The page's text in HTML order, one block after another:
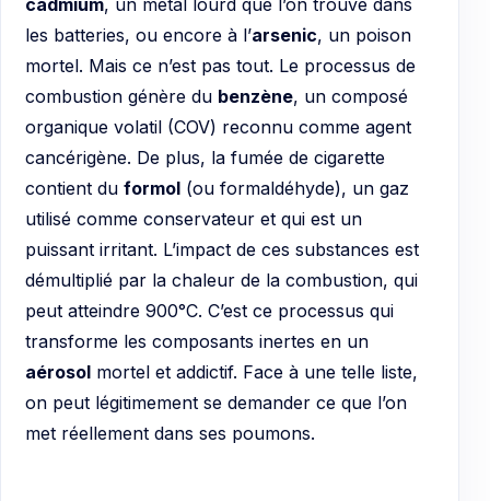
les batteries, ou encore à l’arsenic, un poison
mortel. Mais ce n’est pas tout. Le processus de
combustion génère du benzène, un composé
organique volatil (COV) reconnu comme agent
cancérigène. De plus, la fumée de cigarette
contient du formol (ou formaldéhyde), un gaz
utilisé comme conservateur et qui est un
puissant irritant. L’impact de ces substances est
démultiplié par la chaleur de la combustion, qui
peut atteindre 900°C. C’est ce processus qui
transforme les composants inertes en un
aérosol mortel et addictif. Face à une telle liste,
on peut légitimement se demander ce que l’on
met réellement dans ses poumons.